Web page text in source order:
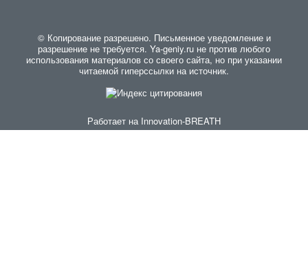
© Копирование разрешено. Письменное уведомление и
разрешение не требуется. Ya-geniy.ru не против любого
использования материалов со своего сайта, но при указании
читаемой гиперссылки на источник.
Работает на Innovation-BREATH